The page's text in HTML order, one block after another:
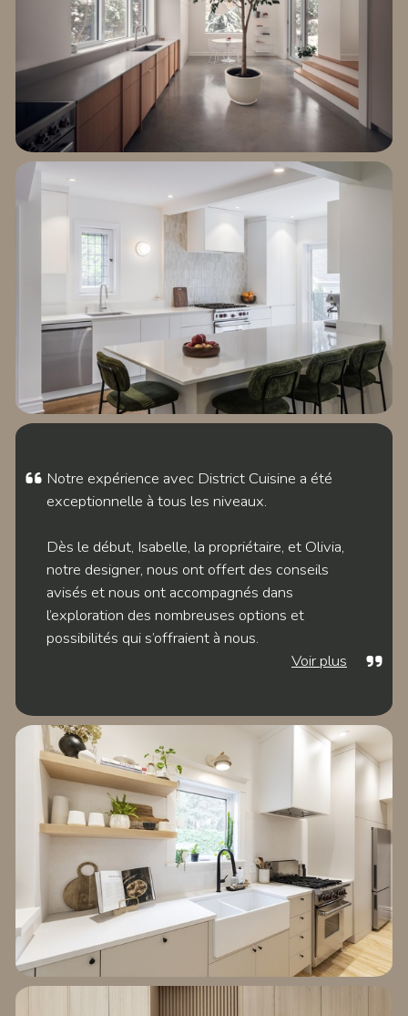
EXPLORER LE
PROJET CURZON
EXPLORER LE
Notre expérience avec District Cuisine a été
exceptionnelle à tous les niveaux.
Dès le début, Isabelle, la propriétaire, et Olivia,
notre designer, nous ont offert des conseils
avisés et nous ont accompagnés dans
l’exploration des nombreuses options et
possibilités qui s’offraient à nous.
Voir plus
EXPLORER LE